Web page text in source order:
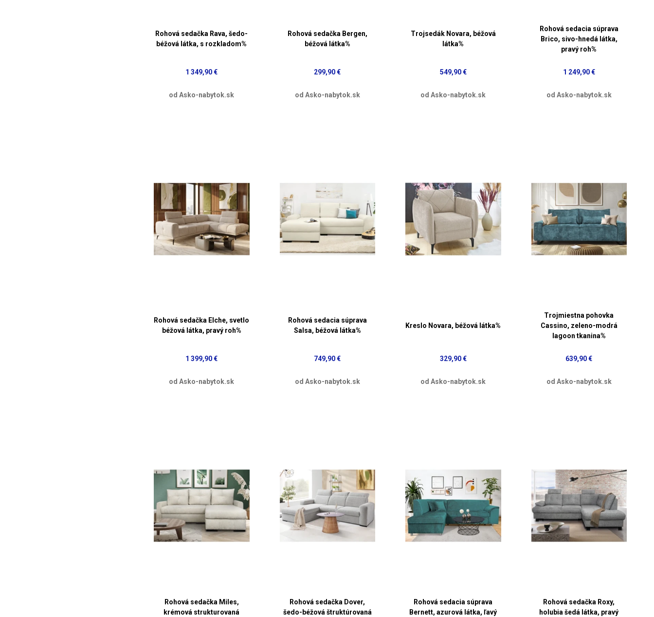
Rohová sedačka Rava, šedo-
béžová látka, s rozkladom%
1 349,90 €
od Asko-nabytok.sk
Rohová sedačka Bergen,
béžová látka%
299,90 €
od Asko-nabytok.sk
Trojsedák Novara, béžová
látka%
549,90 €
od Asko-nabytok.sk
Rohová sedacia súprava
Brico, sivo-hnedá látka,
pravý roh%
1 249,90 €
od Asko-nabytok.sk
Rohová sedačka Elche, svetlo
béžová látka, pravý roh%
1 399,90 €
od Asko-nabytok.sk
Rohová sedacia súprava
Salsa, béžová látka%
749,90 €
od Asko-nabytok.sk
Kreslo Novara, béžová látka%
329,90 €
od Asko-nabytok.sk
Trojmiestna pohovka
Cassino, zeleno-modrá
lagoon tkanina%
639,90 €
od Asko-nabytok.sk
Rohová sedačka Miles,
krémová strukturovaná
Rohová sedačka Dover,
šedo-béžová štruktúrovaná
Rohová sedacia súprava
Bernett, azurová látka, ľavý
Rohová sedačka Roxy,
holubia šedá látka, pravý